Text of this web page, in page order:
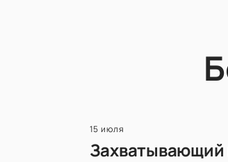
15 июля
Захватывающий